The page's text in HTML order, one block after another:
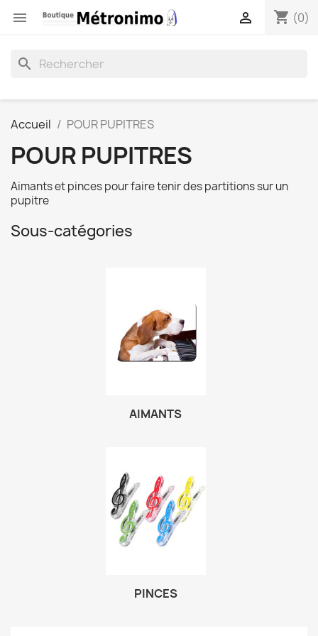
 shopping_cart (0)

search
Accueil POUR PUPITRES
POUR PUPITRES
Aimants et pinces pour faire tenir des partitions sur un
pupitre
Sous-catégories
AIMANTS
PINCES